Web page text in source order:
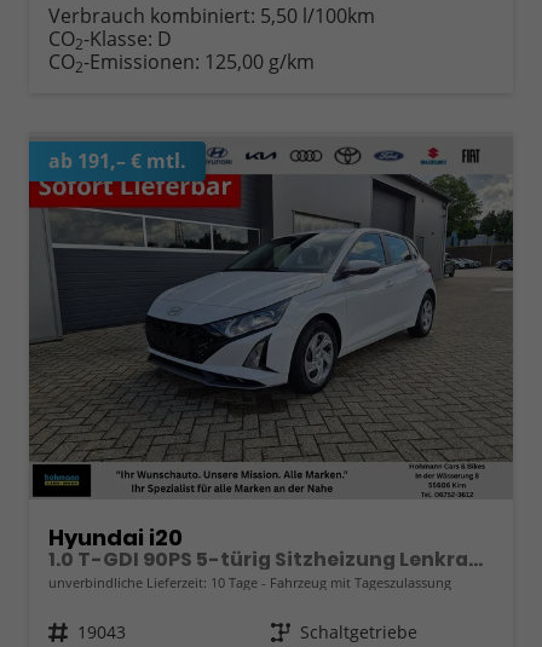
Verbrauch kombiniert: 5,50 l/100km
CO2-Klasse: D
CO2-Emissionen: 125,00 g/km
ab 191,– € mtl.
Hyundai i20
1.0 T-GDI 90PS 5-türig Sitzheizung Lenkradheizung Rückf.Kamera PDC Klima Apple CarPlay Android Auto Tempomat Touchscreen
unverbindliche Lieferzeit: 10 Tage Fahrzeug mit Tageszulassung
Fahrzeugnr. 19043 Getriebe Schaltgetriebe